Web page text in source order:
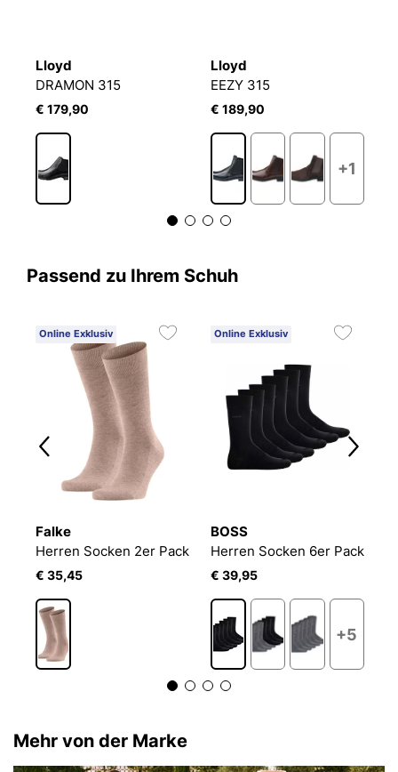
Lloyd
DRAMON 315
€ 179,90
Lloyd
EEZY 315
€ 189,90
+1
Passend zu Ihrem Schuh
Online Exklusiv
Falke
Herren Socken 2er Pack
€ 35,45
Online Exklusiv
BOSS
Herren Socken 6er Pack
€ 39,95
+5
Mehr von der Marke